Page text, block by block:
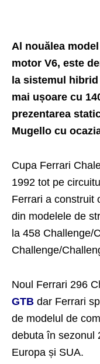
Al nouălea
motor V6, este
la sistemul
mai ușoare cu
prezentarea
Mugello cu
Cupa Ferrari
1992 tot pe
Ferrari a construit
din modelele de
la 458 Challenge/
Challenge/
Noul Ferrari 296
GTB dar Ferrari
de modelul de
debuta în sezonul
Europa și SUA.